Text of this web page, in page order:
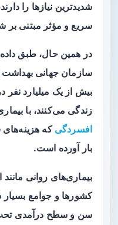
شدیدترین نیازها را
سریع و مؤثر مبتنی بر
در همین حال، طبق
بیش از یک میلیارد نفر
زندگی می‌کنند، با
افسردگی که هزینه‌های
بار آورده است.
بیماری‌های روانی
کشورها و جوامع بسیار
سن و سطح درآمدی تحت